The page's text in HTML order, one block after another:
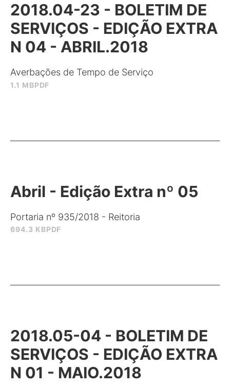
1.1 MBPDF
2018.04-23 - BOLETIM DE
SERVIÇOS - EDIÇÃO EXTRA
N 04 - ABRIL.2018
Averbações de Tempo de Serviço
694.3 KBPDF
Abril - Edição Extra nº 05
Portaria nº 935/2018 - Reitoria
2018.05-04 - BOLETIM DE
SERVIÇOS - EDIÇÃO EXTRA
N 01 - MAIO.2018